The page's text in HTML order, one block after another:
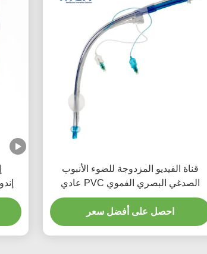
قناة الفيديو المزدوجة للضوء الأنبوب
الصدغي البصري الفموي PVC عادي
احصل على أفضل سعر